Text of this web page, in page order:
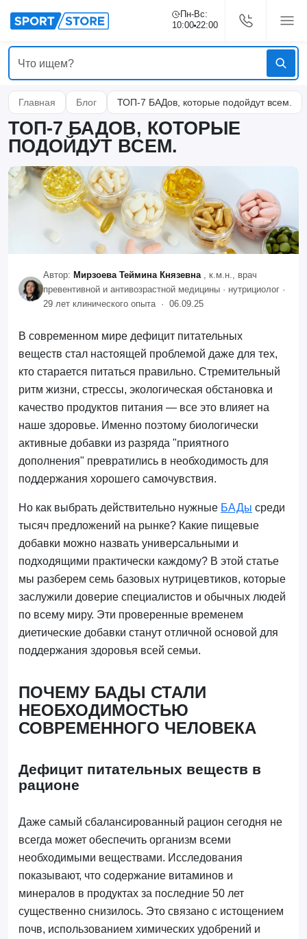
Пн-Вс:
10:00 22:00
Главная Блог ТОП-7 БАДов, которые подойдут всем.
ТОП-7 БАДОВ, КОТОРЫЕ
ПОДОЙДУТ ВСЕМ.
Автор: Мирзоева Теймина Князевна
, к.м.н., врач
превентивной и антивозрастной медицины · нутрициолог ·
29 лет клинического опыта · 06.09.25
В современном мире дефицит питательных
веществ стал настоящей проблемой даже для тех,
кто старается питаться правильно. Стремительный
ритм жизни, стрессы, экологическая обстановка и
качество продуктов питания — все это влияет на
наше здоровье. Именно поэтому биологически
активные добавки из разряда "приятного
дополнения" превратились в необходимость для
поддержания хорошего самочувствия.
Но как выбрать действительно нужные БАДы среди
тысяч предложений на рынке? Какие пищевые
добавки можно назвать универсальными и
подходящими практически каждому? В этой статье
мы разберем семь базовых нутрицевтиков, которые
заслужили доверие специалистов и обычных людей
по всему миру. Эти проверенные временем
диетические добавки станут отличной основой для
поддержания здоровья всей семьи.
ПОЧЕМУ БАДЫ СТАЛИ
НЕОБХОДИМОСТЬЮ
СОВРЕМЕННОГО ЧЕЛОВЕКА
Дефицит питательных веществ в
рационе
Даже самый сбалансированный рацион сегодня не
всегда может обеспечить организм всеми
необходимыми веществами. Исследования
показывают, что содержание витаминов и
минералов в продуктах за последние 50 лет
существенно снизилось. Это связано с истощением
почв, использованием химических удобрений и